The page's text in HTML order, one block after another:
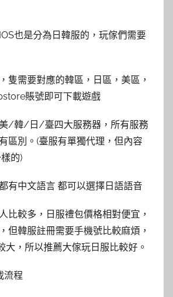
也是分為日韓服的，玩傢們需要
隻需要對應的韓區，日區，美區，
賬號即可下載遊戲
/韓/日/臺四大服務器，所有服務
區別。(臺服有單獨代理，但內容
的)
有中文語言 都可以選擇日語語音
比較多，日服禮包價格相對便宜，
但韓服註冊需要手機號比較麻煩，
大，所以推薦大傢玩日服比較好。
流程